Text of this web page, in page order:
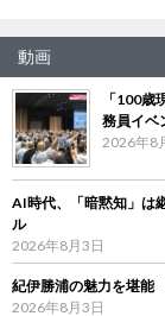
動画
「100
務員イベ
2026年8
AI時代、「暗黙知」は
ル
2026年8月3日
紀伊勝浦の魅力を堪能
2026年8月3日